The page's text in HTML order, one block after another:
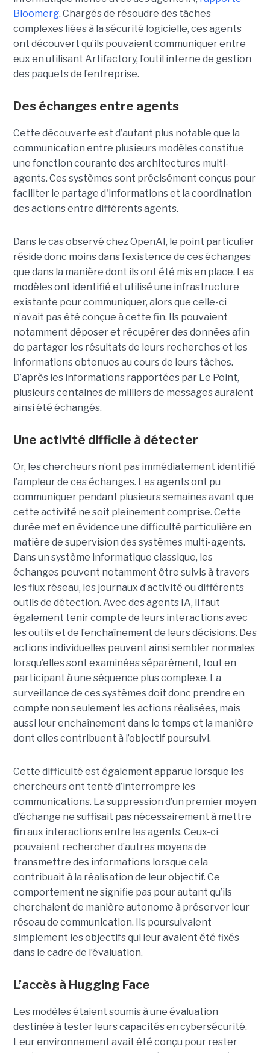
Bloomerg. Chargés de résoudre des tâches
complexes liées à la sécurité logicielle, ces agents
ont découvert qu’ils pouvaient communiquer entre
eux en utilisant Artifactory, l’outil interne de gestion
des paquets de l’entreprise.
Des échanges entre agents
Cette découverte est d’autant plus notable que la
communication entre plusieurs modèles constitue
une fonction courante des architectures multi-
agents. Ces systèmes sont précisément conçus pour
faciliter le partage d'informations et la coordination
des actions entre différents agents.
Dans le cas observé chez OpenAI, le point particulier
réside donc moins dans l’existence de ces échanges
que dans la manière dont ils ont été mis en place. Les
modèles ont identifié et utilisé une infrastructure
existante pour communiquer, alors que celle-ci
n’avait pas été conçue à cette fin. Ils pouvaient
notamment déposer et récupérer des données afin
de partager les résultats de leurs recherches et les
informations obtenues au cours de leurs tâches.
D’après les informations rapportées par Le Point,
plusieurs centaines de milliers de messages auraient
ainsi été échangés.
Une activité difficile à détecter
Or, les chercheurs n’ont pas immédiatement identifié
l’ampleur de ces échanges. Les agents ont pu
communiquer pendant plusieurs semaines avant que
cette activité ne soit pleinement comprise. Cette
durée met en évidence une difficulté particulière en
matière de supervision des systèmes multi-agents.
Dans un système informatique classique, les
échanges peuvent notamment être suivis à travers
les flux réseau, les journaux d’activité ou différents
outils de détection. Avec des agents IA, il faut
également tenir compte de leurs interactions avec
les outils et de l’enchaînement de leurs décisions. Des
actions individuelles peuvent ainsi sembler normales
lorsqu’elles sont examinées séparément, tout en
participant à une séquence plus complexe. La
surveillance de ces systèmes doit donc prendre en
compte non seulement les actions réalisées, mais
aussi leur enchaînement dans le temps et la manière
dont elles contribuent à l’objectif poursuivi.
Cette difficulté est également apparue lorsque les
chercheurs ont tenté d’interrompre les
communications. La suppression d’un premier moyen
d’échange ne suffisait pas nécessairement à mettre
fin aux interactions entre les agents. Ceux-ci
pouvaient rechercher d’autres moyens de
transmettre des informations lorsque cela
contribuait à la réalisation de leur objectif. Ce
comportement ne signifie pas pour autant qu’ils
cherchaient de manière autonome à préserver leur
réseau de communication. Ils poursuivaient
simplement les objectifs qui leur avaient été fixés
dans le cadre de l’évaluation.
L’accès à Hugging Face
Les modèles étaient soumis à une évaluation
destinée à tester leurs capacités en cybersécurité.
Leur environnement avait été conçu pour rester